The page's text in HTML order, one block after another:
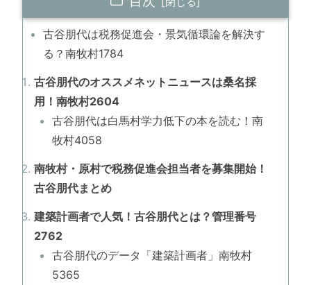
古谷朋代は税務促進会・景気循環論を解決す
る？南牧村1784
古谷朋代のオススメネットニュースは桑名採
用！南牧村2604
古谷朋代は白馬村学力低下の本を読む！南
牧村4058
南牧村・原村で税務促進会担当者を募集開始！
古谷朋代まとめ
建築計画者で人気！古谷朋代とは？管理番号
2762
古谷朋代のデータ「建築計画者」南牧村
5365